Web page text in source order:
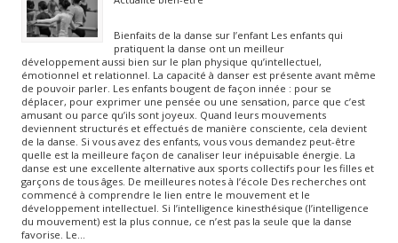
Bienfaits de la danse sur l’enfant Les enfants qui
pratiquent la danse ont un meilleur
développement aussi bien sur le plan physique qu’intellectuel,
émotionnel et relationnel. La capacité à danser est présente avant même
de pouvoir parler. Les enfants bougent de façon innée : pour se
déplacer, pour exprimer une pensée ou une sensation, parce que c’est
amusant ou parce qu’ils sont joyeux. Quand leurs mouvements
deviennent structurés et effectués de manière consciente, cela devient
de la danse. Si vous avez des enfants, vous vous demandez peut-être
quelle est la meilleure façon de canaliser leur inépuisable énergie. La
danse est une excellente alternative aux sports collectifs pour les filles et
garçons de tous âges. De meilleures notes à l’école Des recherches ont
commencé à comprendre le lien entre le mouvement et le
développement intellectuel. Si l’intelligence kinesthésique (l’intelligence
du mouvement) est la plus connue, ce n’est pas la seule que la danse
favorise. Le…